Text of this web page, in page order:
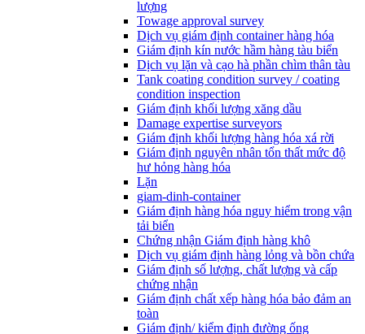
lượng
Towage approval survey
Dịch vụ giám định container hàng hóa
Giám định kín nước hầm hàng tàu biển
Dịch vụ lặn và cạo hà phần chìm thân tàu
Tank coating condition survey / coating
condition inspection
Giám định khối lượng xăng dầu
Damage expertise surveyors
Giám định khối lượng hàng hóa xá rời
Giám định nguyên nhân tổn thất mức độ
hư hỏng hàng hóa
Lặn
giam-dinh-container
Giám định hàng hóa nguy hiểm trong vận
tải biển
Chứng nhận Giám định hàng khô
Dịch vụ giám định hàng lỏng và bồn chứa
Giám định số lượng, chất lượng và cấp
chứng nhận
Giám định chất xếp hàng hóa bảo đảm an
toàn
Giám định/ kiểm định đường ống